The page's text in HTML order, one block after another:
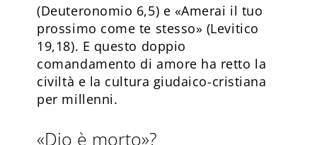
(Deuteronomio 6,5) e «Amerai il tuo
prossimo come te stesso» (Levitico
19,18). E questo doppio
comandamento di amore ha retto la
civiltà e la cultura giudaico-cristiana
per millenni.
«Dio è morto»?